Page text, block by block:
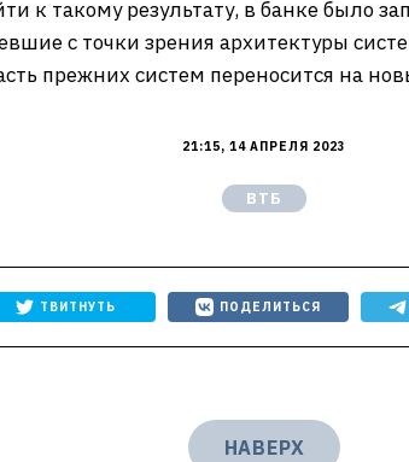
к такому результату, в банке было
с точки зрения архитектуры
прежних систем переносится на
21:15, 14 АПРЕЛЯ 2023
ВТБ
ТВИТНУТЬ ПОДЕЛИТЬСЯ
НАВЕРХ